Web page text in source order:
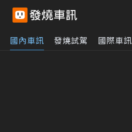
國內車訊 發燒試駕 國際車訊